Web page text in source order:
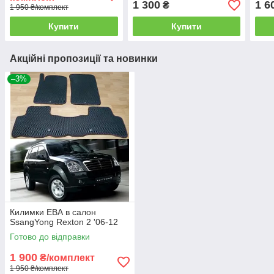
1 950 ₴/комплект
Купити
1 300₴
Купити
1
Акційні пропозиції та новинки
–3%
Килимки ЕВА в салон
SsangYong Rexton 2 '06-12
Готово до відправки
1 900 ₴/комплект
1 950 ₴/комплект